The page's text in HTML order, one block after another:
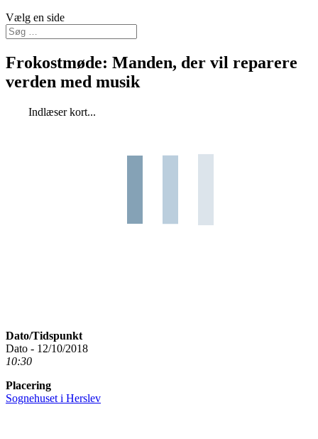
Vælg en side
Frokostmøde: Manden, der vil reparere
verden med musik
Indlæser kort...
Dato/Tidspunkt
Dato - 12/10/2018
10:30
Placering
Sognehuset i Herslev